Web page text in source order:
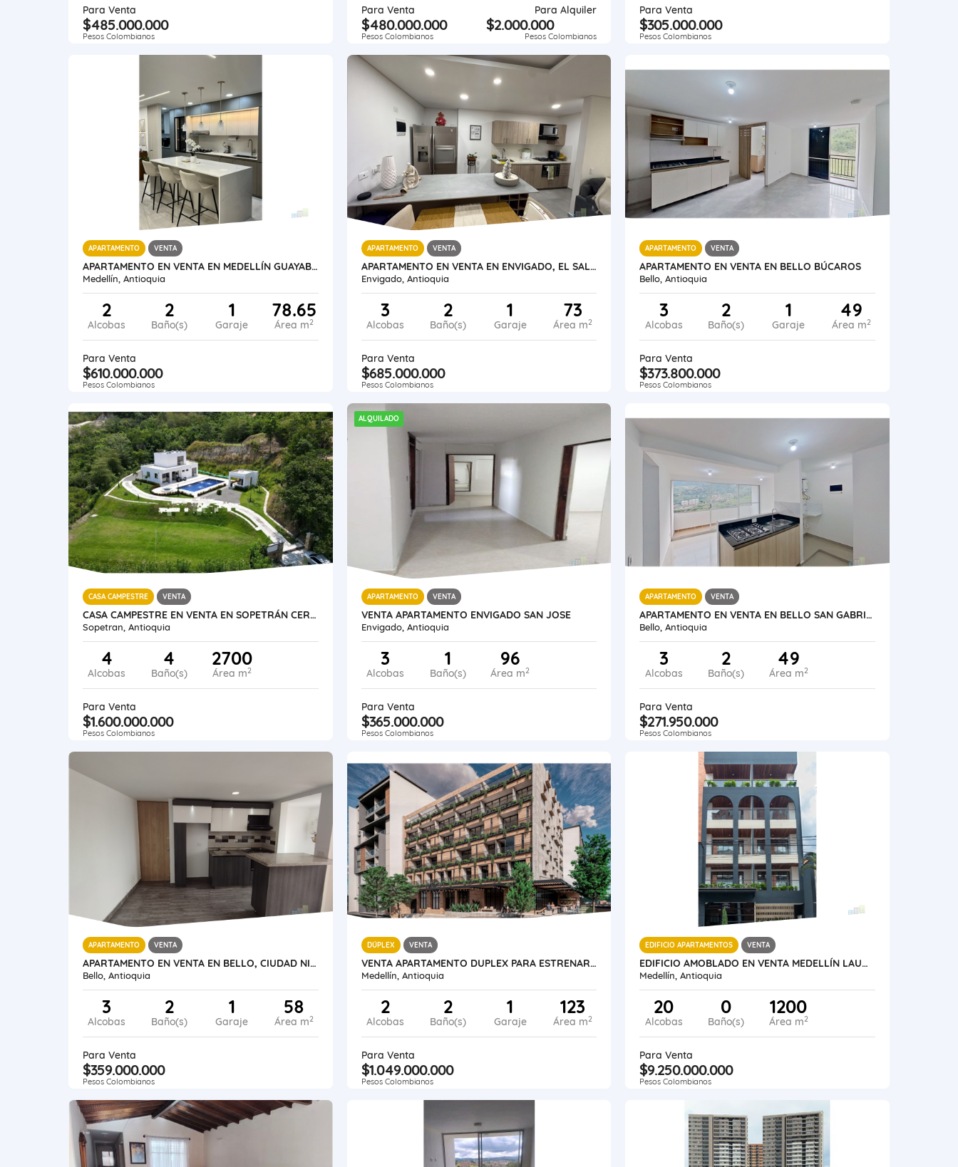
Para Venta
$485.000.000
Pesos Colombianos
Para Venta
$480.000.000
Pesos Colombianos
Para Alquiler
$2.000.000
Pesos Colombianos
Para Venta
$305.000.000
Pesos Colombianos
APARTAMENTO VENTA
APARTAMENTO EN VENTA EN MEDELLÍN GUAYABAL
Medellín, Antioquia
2
Alcobas
2
Baño(s)
1
Garaje
78.65
Área m2
Para Venta
$610.000.000
Pesos Colombianos
APARTAMENTO VENTA
APARTAMENTO EN VENTA EN ENVIGADO, EL SALADO
Envigado, Antioquia
3
Alcobas
2
Baño(s)
1
Garaje
73
Área m2
Para Venta
$685.000.000
Pesos Colombianos
APARTAMENTO VENTA
APARTAMENTO EN VENTA EN BELLO BÚCAROS
Bello, Antioquia
3
Alcobas
2
Baño(s)
1
Garaje
49
Área m2
Para Venta
$373.800.000
Pesos Colombianos
CASA CAMPESTRE VENTA
CASA CAMPESTRE EN VENTA EN SOPETRÁN CERCA A ECOPARQUE EL GAITERO
Sopetran, Antioquia
4
Alcobas
4
Baño(s)
2700
Área m2
Para Venta
$1.600.000.000
Pesos Colombianos
ALQUILADO
APARTAMENTO VENTA
VENTA APARTAMENTO ENVIGADO SAN JOSE
Envigado, Antioquia
3
Alcobas
1
Baño(s)
96
Área m2
Para Venta
$365.000.000
Pesos Colombianos
APARTAMENTO VENTA
APARTAMENTO EN VENTA EN BELLO SAN GABRIEL
Bello, Antioquia
3
Alcobas
2
Baño(s)
49
Área m2
Para Venta
$271.950.000
Pesos Colombianos
APARTAMENTO VENTA
APARTAMENTO EN VENTA EN BELLO, CIUDAD NIQUÍA
Bello, Antioquia
3
Alcobas
2
Baño(s)
1
Garaje
58
Área m2
Para Venta
$359.000.000
Pesos Colombianos
DÚPLEX VENTA
VENTA APARTAMENTO DUPLEX PARA ESTRENAR MEDELLÍN LAURELES
Medellín, Antioquia
2
Alcobas
2
Baño(s)
1
Garaje
123
Área m2
Para Venta
$1.049.000.000
Pesos Colombianos
EDIFICIO APARTAMENTOS VENTA
EDIFICIO AMOBLADO EN VENTA MEDELLÍN LAURELES SANTA TERESITA
Medellín, Antioquia
20
Alcobas
0
Baño(s)
1200
Área m2
Para Venta
$9.250.000.000
Pesos Colombianos